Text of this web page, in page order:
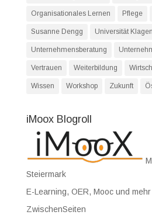
Organisationales Lernen Pflege
Susanne Dengg Universität
Unternehmensberatung
Vertrauen Weiterbildung
Wissen Workshop Zukunft
iMoox Blogroll
Steiermark
E-Learning, OER, Mooc und mehr
ZwischenSeiten